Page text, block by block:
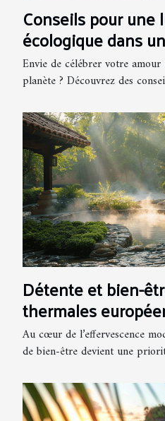
Conseils pour une
écologique dans
Envie de célébrer votre
planète ? Découvrez des
Détente et bien-
thermales
fréquentées
Au cœur de l’effervescence
de bien-être devient une